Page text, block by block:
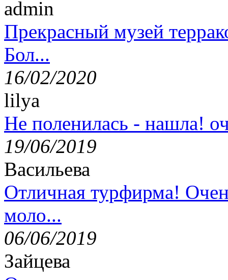
admin
Прекрасный музей
Бол...
16/02/2020
lilya
Не поленилась - нашла!
19/06/2019
Васильева
Отличная турфирма!
моло...
06/06/2019
Зайцева